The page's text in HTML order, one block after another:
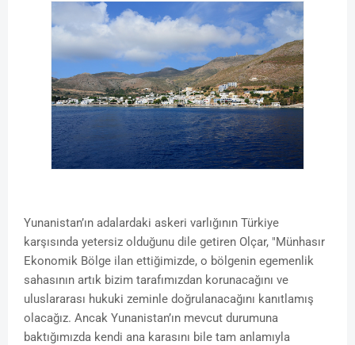
Yunanistan’ın adalardaki askeri varlığının Türkiye
karşısında yetersiz olduğunu dile getiren Olçar, "Münhasır
Ekonomik Bölge ilan ettiğimizde, o bölgenin egemenlik
sahasının artık bizim tarafımızdan korunacağını ve
uluslararası hukuki zeminle doğrulanacağını kanıtlamış
olacağız. Ancak Yunanistan’ın mevcut durumuna
baktığımızda kendi ana karasını bile tam anlamıyla